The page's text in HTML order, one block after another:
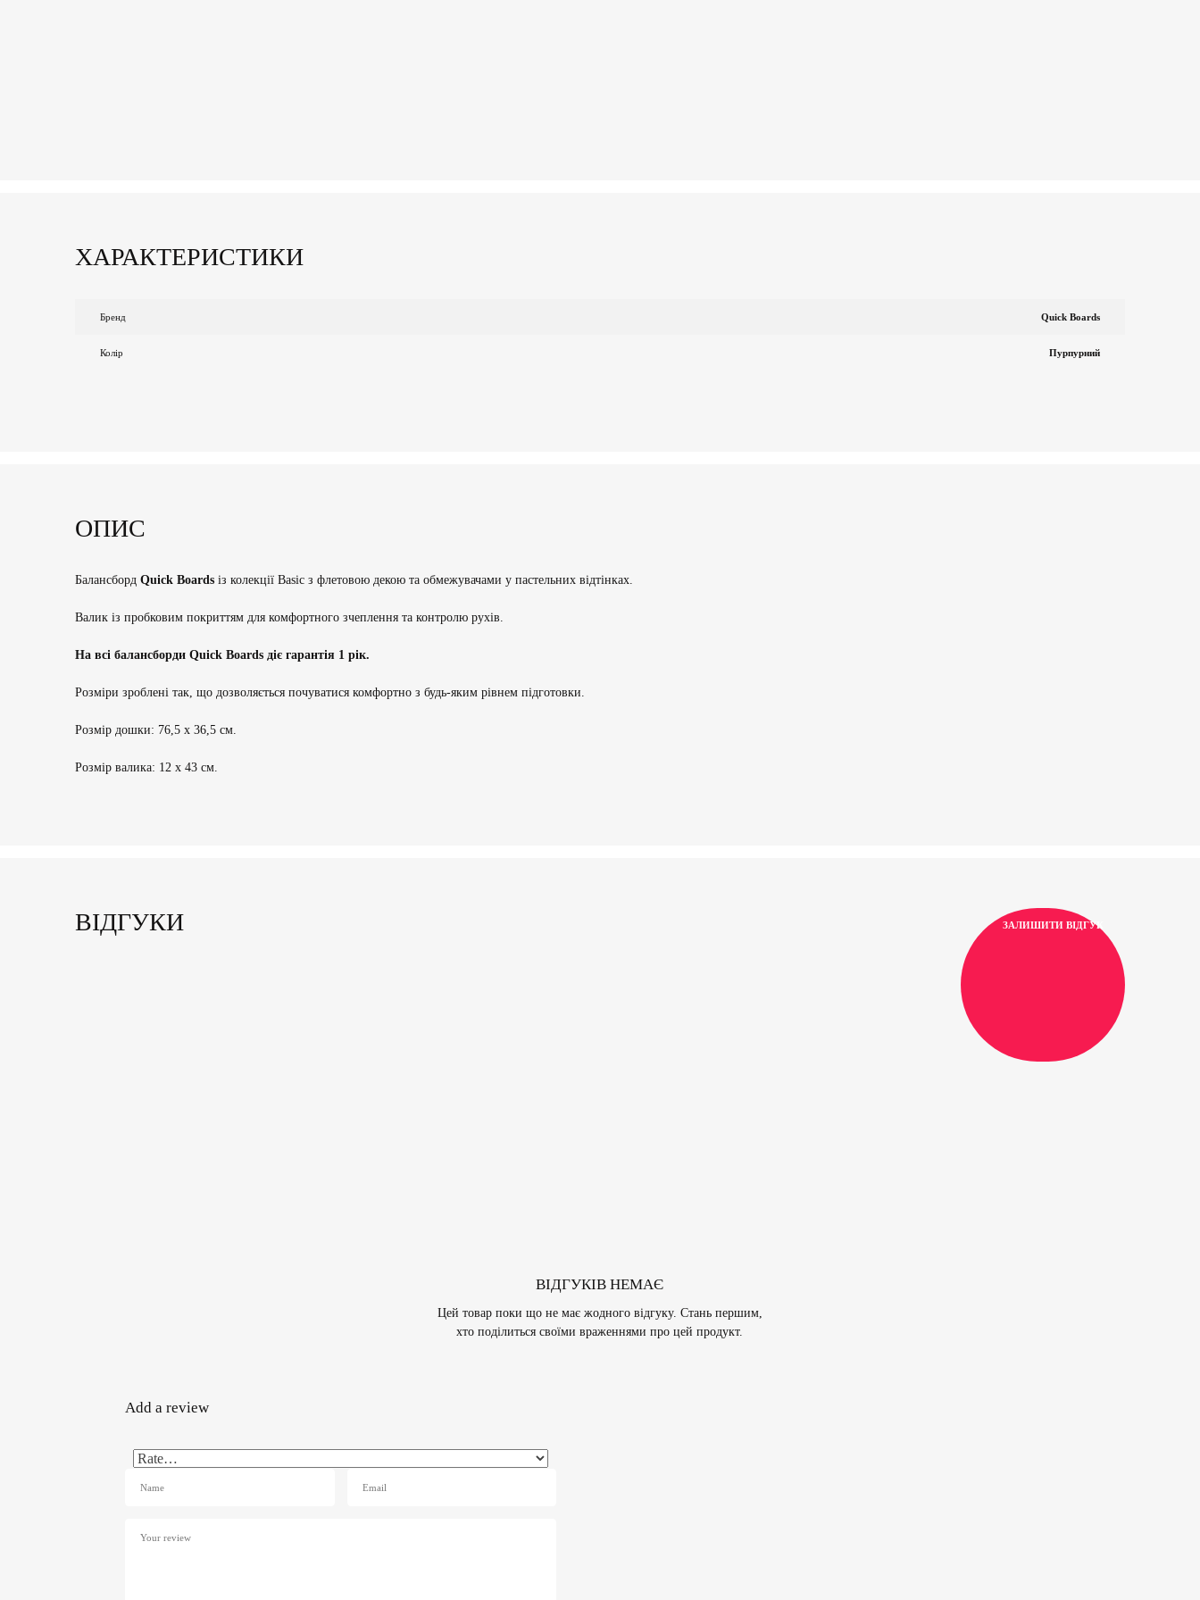
ХАРАКТЕРИСТИКИ
Бренд Quick Boards
Колір Пурпурний
ОПИС
Балансборд Quick Boards із колекції Basic з флетовою декою та обмежувачами у пастельних відтінках.
Валик із пробковим покриттям для комфортного зчеплення та контролю рухів.
На всі балансборди Quick Boards діє гарантія 1 рік.
Розміри зроблені так, що дозволяється почуватися комфортно з будь-яким рівнем підготовки.
Розмір дошки: 76,5 х 36,5 см.
Розмір валика: 12 х 43 см.
ВІДГУКИ ЗАЛИШИТИ ВІДГУК
ВІДГУКІВ НЕМАЄ
Цей товар поки що не має жодного відгуку. Стань першим,
хто поділиться своїми враженнями про цей продукт.
Add a review